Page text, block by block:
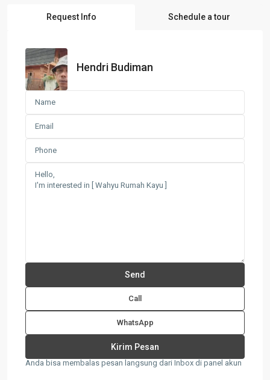
Request Info Schedule a tour
Hendri Budiman
Call
WhatsApp
Anda bisa membalas pesan langsung dari Inbox di panel akun